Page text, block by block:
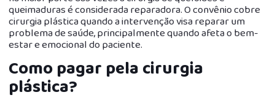
queimaduras é considerada reparadora. O convênio cobre
cirurgia plástica quando a intervenção visa reparar um
problema de saúde, principalmente quando afeta o bem-
estar e emocional do paciente.
Como pagar pela cirurgia
plástica?